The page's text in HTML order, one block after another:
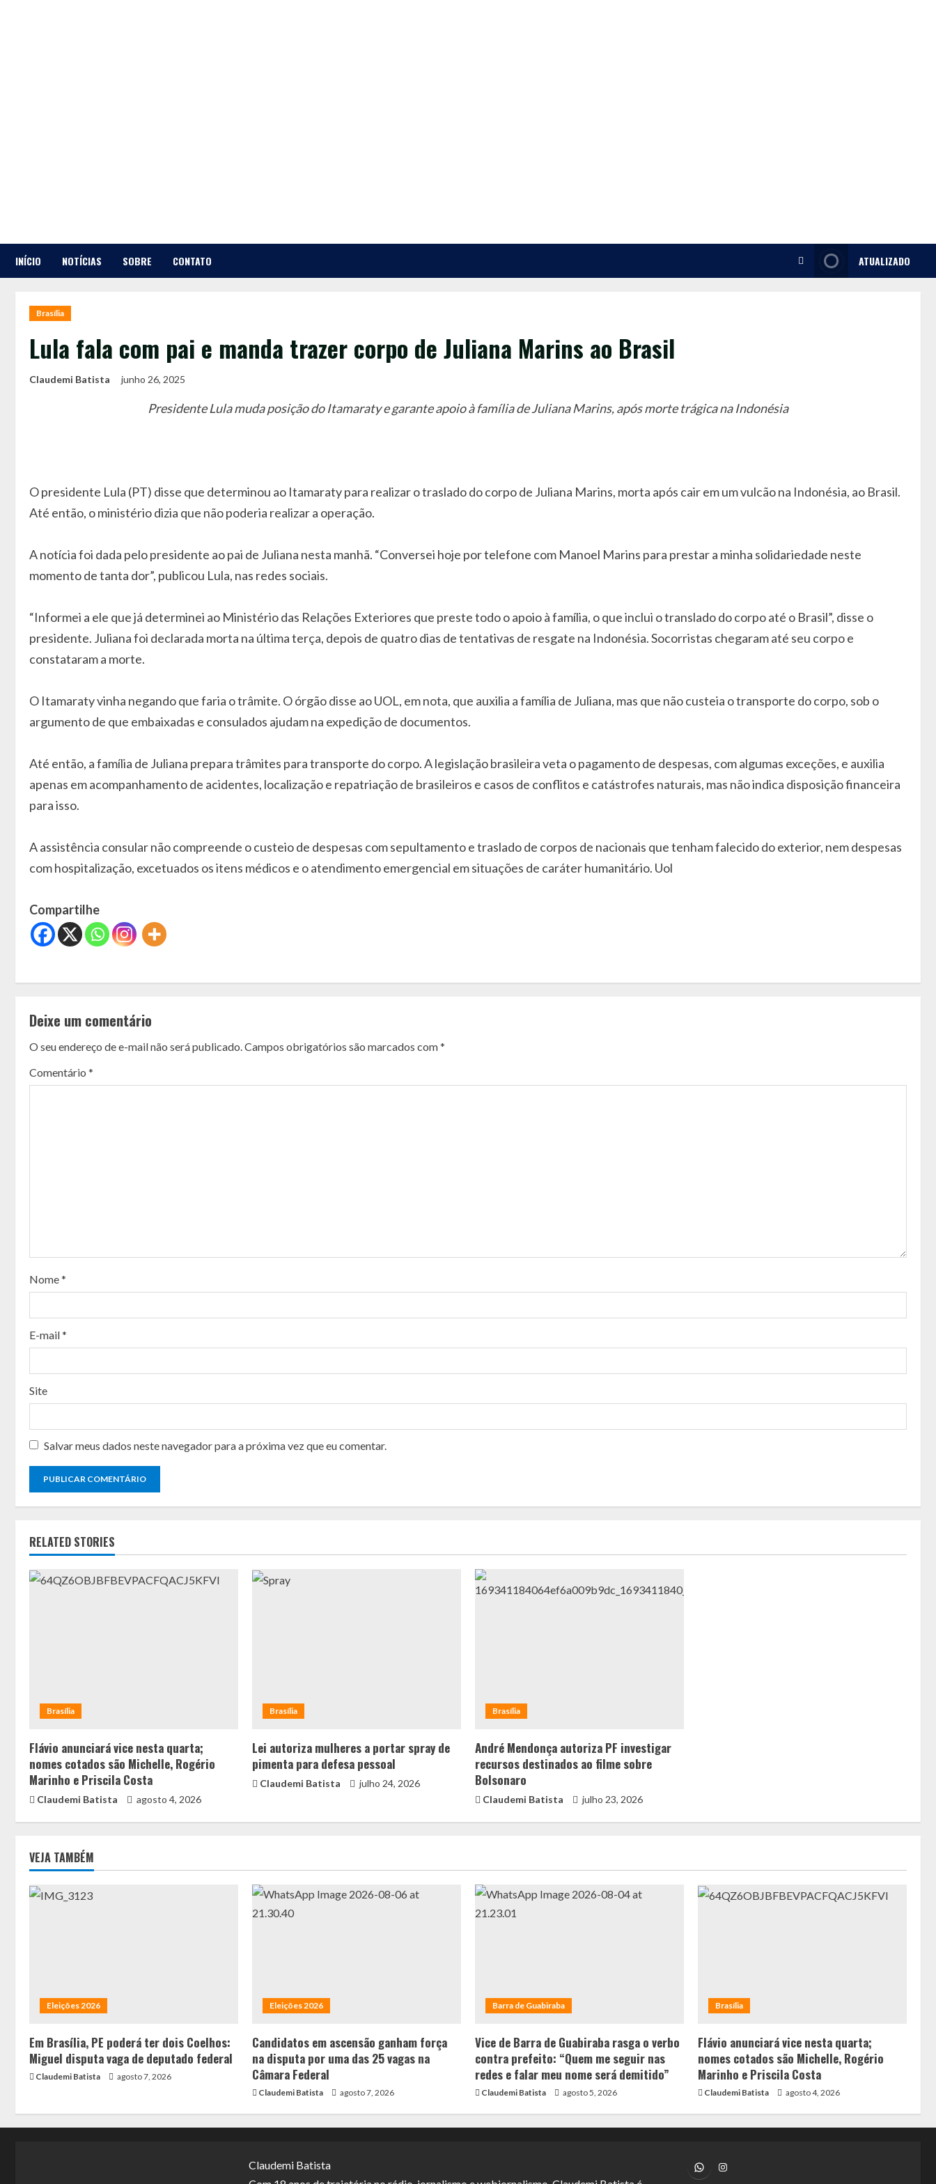
INÍCIO NOTÍCIAS SOBRE CONTATO ATUALIZADO
Brasília
Lula fala com pai e manda trazer corpo de Juliana Marins ao Brasil
Claudemi Batista junho 26, 2025
Presidente Lula muda posição do Itamaraty e garante apoio à família de Juliana Marins, após morte trágica na Indonésia
O presidente Lula (PT) disse que determinou ao Itamaraty para realizar o traslado do corpo de Juliana Marins, morta após cair em um vulcão na Indonésia, ao Brasil.
Até então, o ministério dizia que não poderia realizar a operação.
A notícia foi dada pelo presidente ao pai de Juliana nesta manhã. “Conversei hoje por telefone com Manoel Marins para prestar a minha solidariedade neste
momento de tanta dor”, publicou Lula, nas redes sociais.
“Informei a ele que já determinei ao Ministério das Relações Exteriores que preste todo o apoio à família, o que inclui o translado do corpo até o Brasil”, disse o
presidente. Juliana foi declarada morta na última terça, depois de quatro dias de tentativas de resgate na Indonésia. Socorristas chegaram até seu corpo e
constataram a morte.
O Itamaraty vinha negando que faria o trâmite. O órgão disse ao UOL, em nota, que auxilia a família de Juliana, mas que não custeia o transporte do corpo, sob o
argumento de que embaixadas e consulados ajudam na expedição de documentos.
Até então, a família de Juliana prepara trâmites para transporte do corpo. A legislação brasileira veta o pagamento de despesas, com algumas exceções, e auxilia
apenas em acompanhamento de acidentes, localização e repatriação de brasileiros e casos de conflitos e catástrofes naturais, mas não indica disposição financeira
para isso.
A assistência consular não compreende o custeio de despesas com sepultamento e traslado de corpos de nacionais que tenham falecido do exterior, nem despesas
com hospitalização, excetuados os itens médicos e o atendimento emergencial em situações de caráter humanitário. Uol
Compartilhe
C
n
t
i
a
d
i
n
g
Deixe um comentário
O seu endereço de e-mail não será publicado. Campos obrigatórios são marcados com*
Comentário *
Nome*
E-mail*
Site
Salvar meus dados neste navegador para a próxima vez que eu comentar.
RELATED STORIES
Brasília
Flávio anunciará vice nesta quarta;
nomes cotados são Michelle, Rogério
Marinho e Priscila Costa
Claudemi Batista agosto 4, 2026
Brasília
Lei autoriza mulheres a portar spray de
pimenta para defesa pessoal
Claudemi Batista julho 24, 2026
Brasília
André Mendonça autoriza PF investigar
recursos destinados ao filme sobre
Bolsonaro
Claudemi Batista julho 23, 2026
VEJA TAMBÉM
Eleições 2026
Em Brasília, PE poderá ter dois Coelhos:
Miguel disputa vaga de deputado federal
Claudemi Batista agosto 7, 2026
Eleições 2026
Candidatos em ascensão ganham força
na disputa por uma das 25 vagas na
Câmara Federal
Claudemi Batista agosto 7, 2026
Barra de Guabiraba
Vice de Barra de Guabiraba rasga o verbo
contra prefeito: “Quem me seguir nas
redes e falar meu nome será demitido”
Claudemi Batista agosto 5, 2026
Brasília
Flávio anunciará vice nesta quarta;
nomes cotados são Michelle, Rogério
Marinho e Priscila Costa
Claudemi Batista agosto 4, 2026
Claudemi Batista
WhatsApp Instagram